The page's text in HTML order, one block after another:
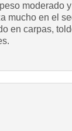
moderado
mucho en el
en carpas,